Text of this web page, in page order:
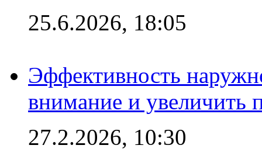
25.6.2026, 18:05
Эффективность
внимание и увеличить
27.2.2026, 10:30